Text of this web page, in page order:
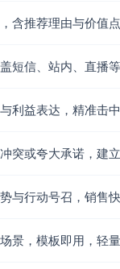
含推荐理由与价值
短信、站内、直播
利益表达，精准击
突或夸大承诺，建
与行动号召，销售
景，模板即用，轻